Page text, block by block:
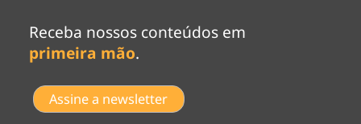
Receba nossos conteúdos em
primeira mão.
Assine a newsletter